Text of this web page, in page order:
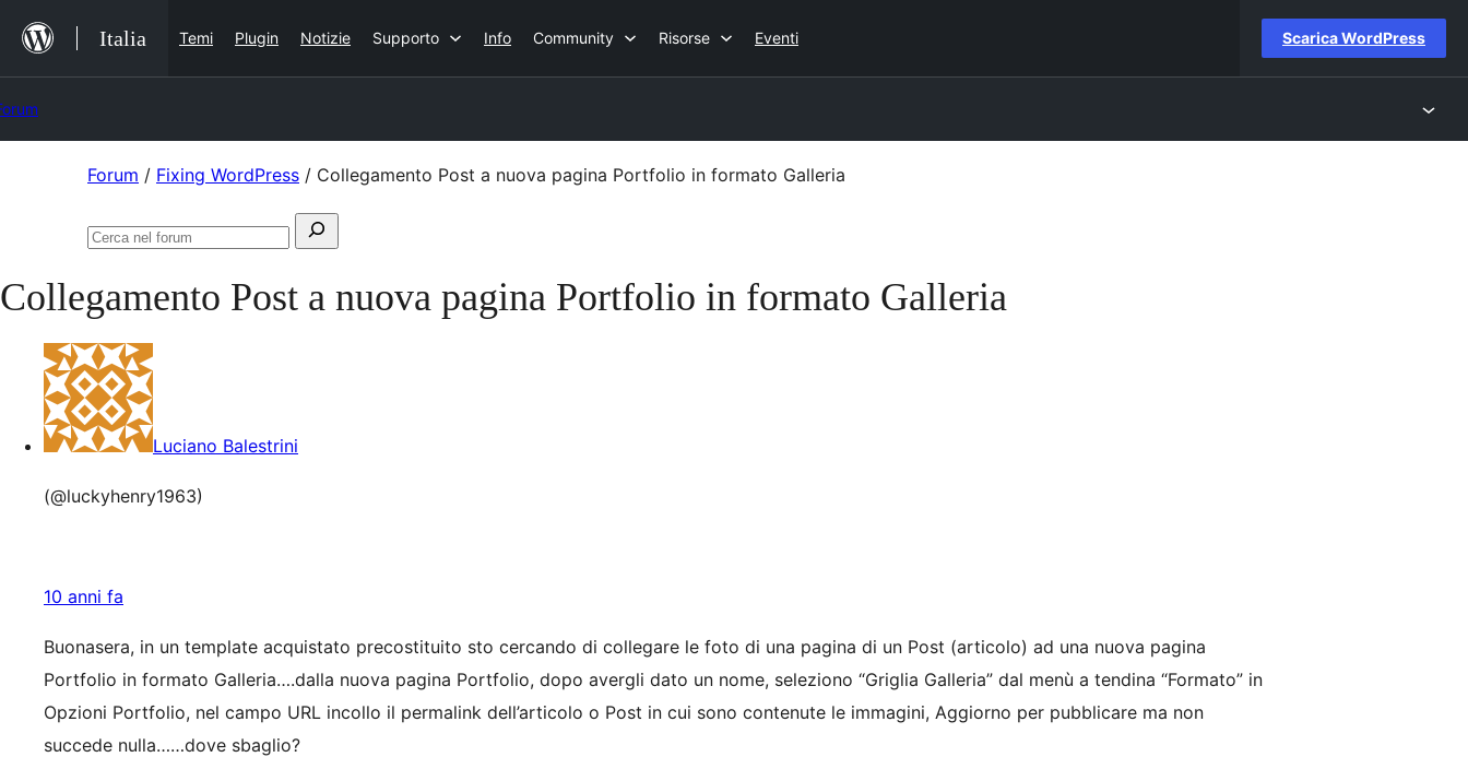
contenuto
Italia Temi Plugin Notizie Supporto Info Community Risorse Eventi Scarica WordPress
Forum / Fixing WordPress / Collegamento Post a nuova pagina Portfolio in formato Galleria
Cerca:
Cerca
Collegamento Post a nuova pagina Portfolio in formato Galleria
Luciano Balestrini
(@luckyhenry1963)
10 anni fa
Buonasera, in un template acquistato precostituito sto cercando di collegare le foto di una pagina di un Post (articolo) ad una nuova pagina
Portfolio in formato Galleria….dalla nuova pagina Portfolio, dopo avergli dato un nome, seleziono “Griglia Galleria” dal menù a tendina “Formato” in
Opzioni Portfolio, nel campo URL incollo il permalink dell’articolo o Post in cui sono contenute le immagini, Aggiorno per pubblicare ma non
succede nulla……dove sbaglio?